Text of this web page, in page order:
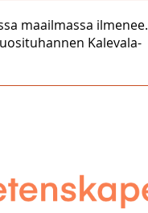
maailmassa ilmenee.
Kalevala-